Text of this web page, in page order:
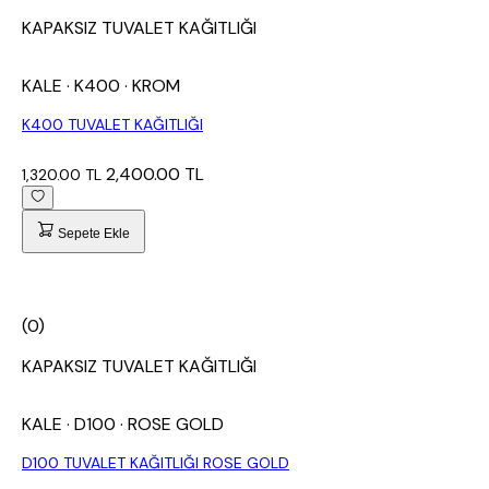
KAPAKSIZ TUVALET KAĞITLIĞI
KALE · K400 · KROM
K400 TUVALET KAĞITLIĞI
1,320.00 TL 2,400.00 TL
Sepete Ekle
(0)
KAPAKSIZ TUVALET KAĞITLIĞI
KALE · D100 · ROSE GOLD
D100 TUVALET KAĞITLIĞI ROSE GOLD